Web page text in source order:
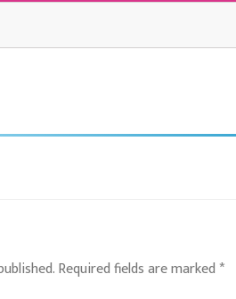
Required fields are marked *